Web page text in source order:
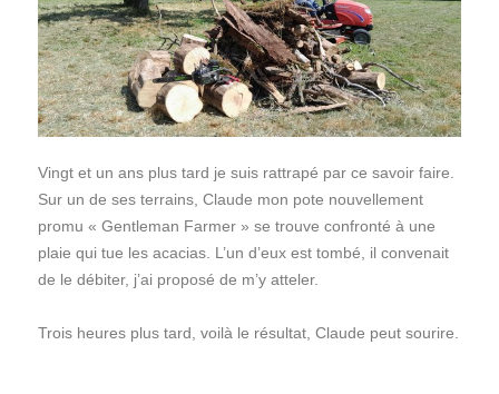
Vingt et un ans plus tard je suis rattrapé par ce savoir faire.
Sur un de ses terrains, Claude mon pote nouvellement
promu « Gentleman Farmer » se trouve confronté à une
plaie qui tue les acacias. L’un d’eux est tombé, il convenait
de le débiter, j’ai proposé de m’y atteler.
Trois heures plus tard, voilà le résultat, Claude peut sourire.